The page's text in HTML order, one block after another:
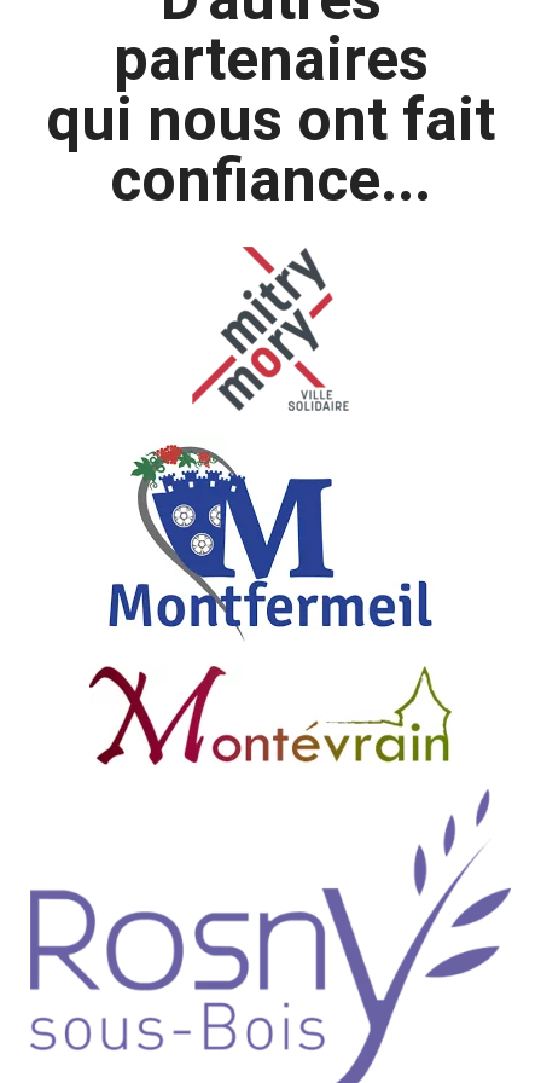
partenaires
qui nous ont fait
confiance...